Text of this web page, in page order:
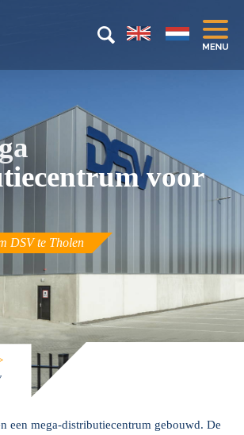
voor
DSV te Tholen
een mega-distributiecentrum gebouwd. De